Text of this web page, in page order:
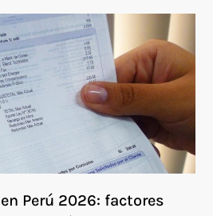
Perú 2026: factores